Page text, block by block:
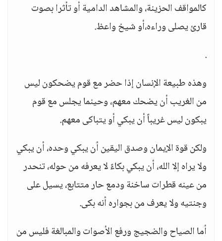
كالمواقف الحزينة، والمشاهد الدامية أو تأثرا بصوت
قارئ يصلى وراءه،أو شيخ واعظ.
.
وهذه طبيعة الإنسان إذا حضر مع قوم يضحكون ليس
من الغريب أن يضحك معهم، وحينما يجلس مع قوم
يبكون ليس غريباً أن يبكي أو يتباكى معهم.
ولكن قوة الإيمان وصدق اليقين أن يبكي وحده، أن يبكي
ولا يراه إلا الله، أن يبكي بكاءً لا يعرفه من حوله، تنحدر
من عينه قطرات ساخنة ودمع حار متتابع، يسيل على
وجنتيه ولا يعرف من بجواره أنه بكى.
أما الصياح والضجيج ورفع الأصوات والمبالغة فليس من